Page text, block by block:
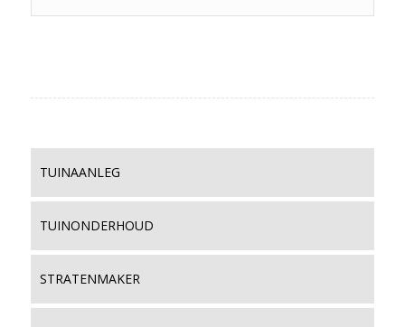
TUINAANLEG
TUINONDERHOUD
STRATENMAKER